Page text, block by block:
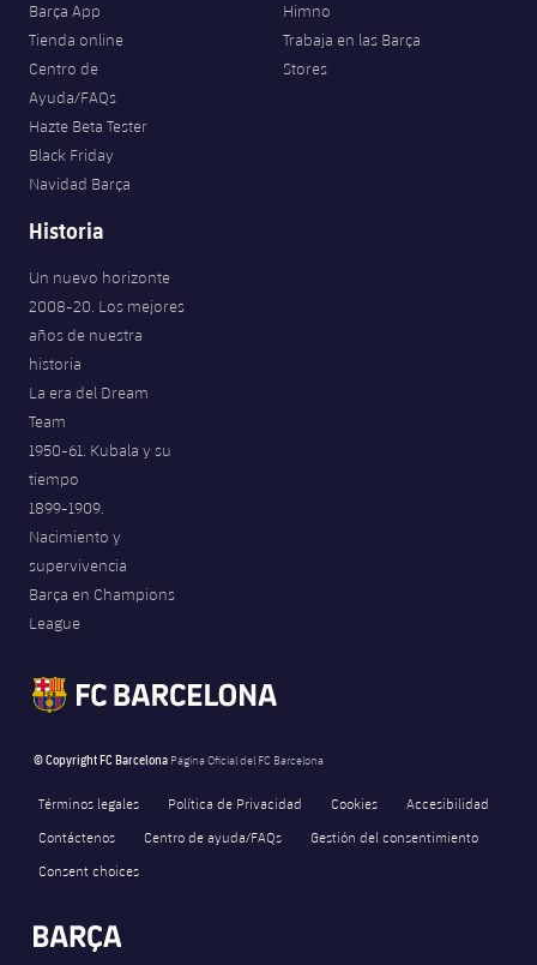
Barça App
Tienda online
Centro de
Ayuda/FAQs
Hazte Beta Tester
Black Friday
Navidad Barça
Himno
Trabaja en las Barça
Stores
Historia
Un nuevo horizonte
2008-20. Los mejores
años de nuestra
historia
La era del Dream
Team
1950-61. Kubala y su
tiempo
1899-1909.
Nacimiento y
supervivencia
Barça en Champions
League
© Copyright FC Barcelona Página Oficial del FC Barcelona
Términos legales Política de Privacidad Cookies
Accesibilidad
Contáctenos
Centro de ayuda/FAQs
Gestión del consentimiento
Consent choices